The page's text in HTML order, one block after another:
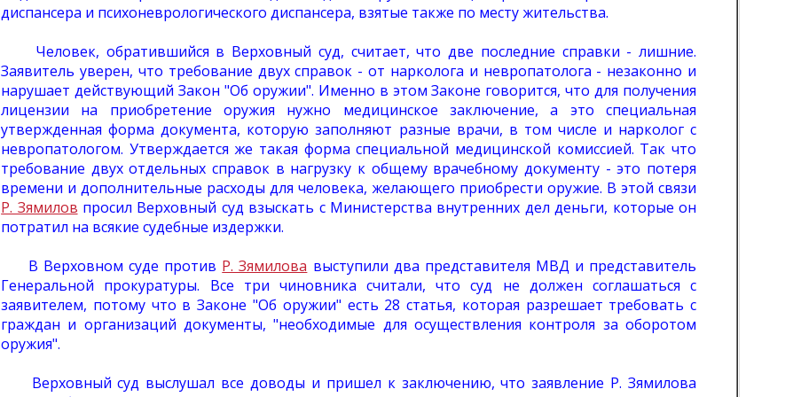
диспансера и психоневрологического диспансера, взятые также по месту жительства.
Человек, обратившийся в Верховный суд, считает, что две последние справки - лишние.
Заявитель уверен, что требование двух справок - от нарколога и невропатолога - незаконно и
нарушает действующий Закон "Об оружии". Именно в этом Законе говорится, что для получения
лицензии на приобретение оружия нужно медицинское заключение, а это специальная
утвержденная форма документа, которую заполняют разные врачи, в том числе и нарколог с
невропатологом. Утверждается же такая форма специальной медицинской комиссией. Так что
требование двух отдельных справок в нагрузку к общему врачебному документу - это потеря
времени и дополнительные расходы для человека, желающего приобрести оружие. В этой связи
Р. Зямилов просил Верховный суд взыскать с Министерства внутренних дел деньги, которые он
потратил на всякие судебные издержки.
В Верховном суде против Р. Зямилова выступили два представителя МВД и представитель
Генеральной прокуратуры. Все три чиновника считали, что суд не должен соглашаться с
заявителем, потому что в Законе "Об оружии" есть 28 статья, которая разрешает требовать с
граждан и организаций документы, "необходимые для осуществления контроля за оборотом
оружия".
Верховный суд выслушал все доводы и пришел к заключению, что заявление Р. Зямилова